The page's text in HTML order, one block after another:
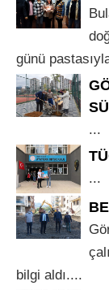
günü
...
...
bilgi aldı....